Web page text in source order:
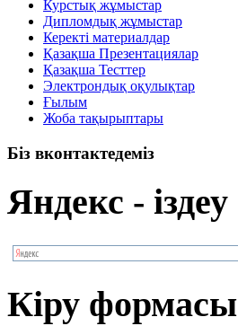
Курстық жұмыстар
Дипломдық жұмыстар
Керекті материалдар
Қазақша Презентациялар
Қазақша Тесттер
Электрондық оқулықтар
Ғылым
Жоба тақырыптары
Біз вконтактедеміз
Яндекс - іздеу
Кіру формасы